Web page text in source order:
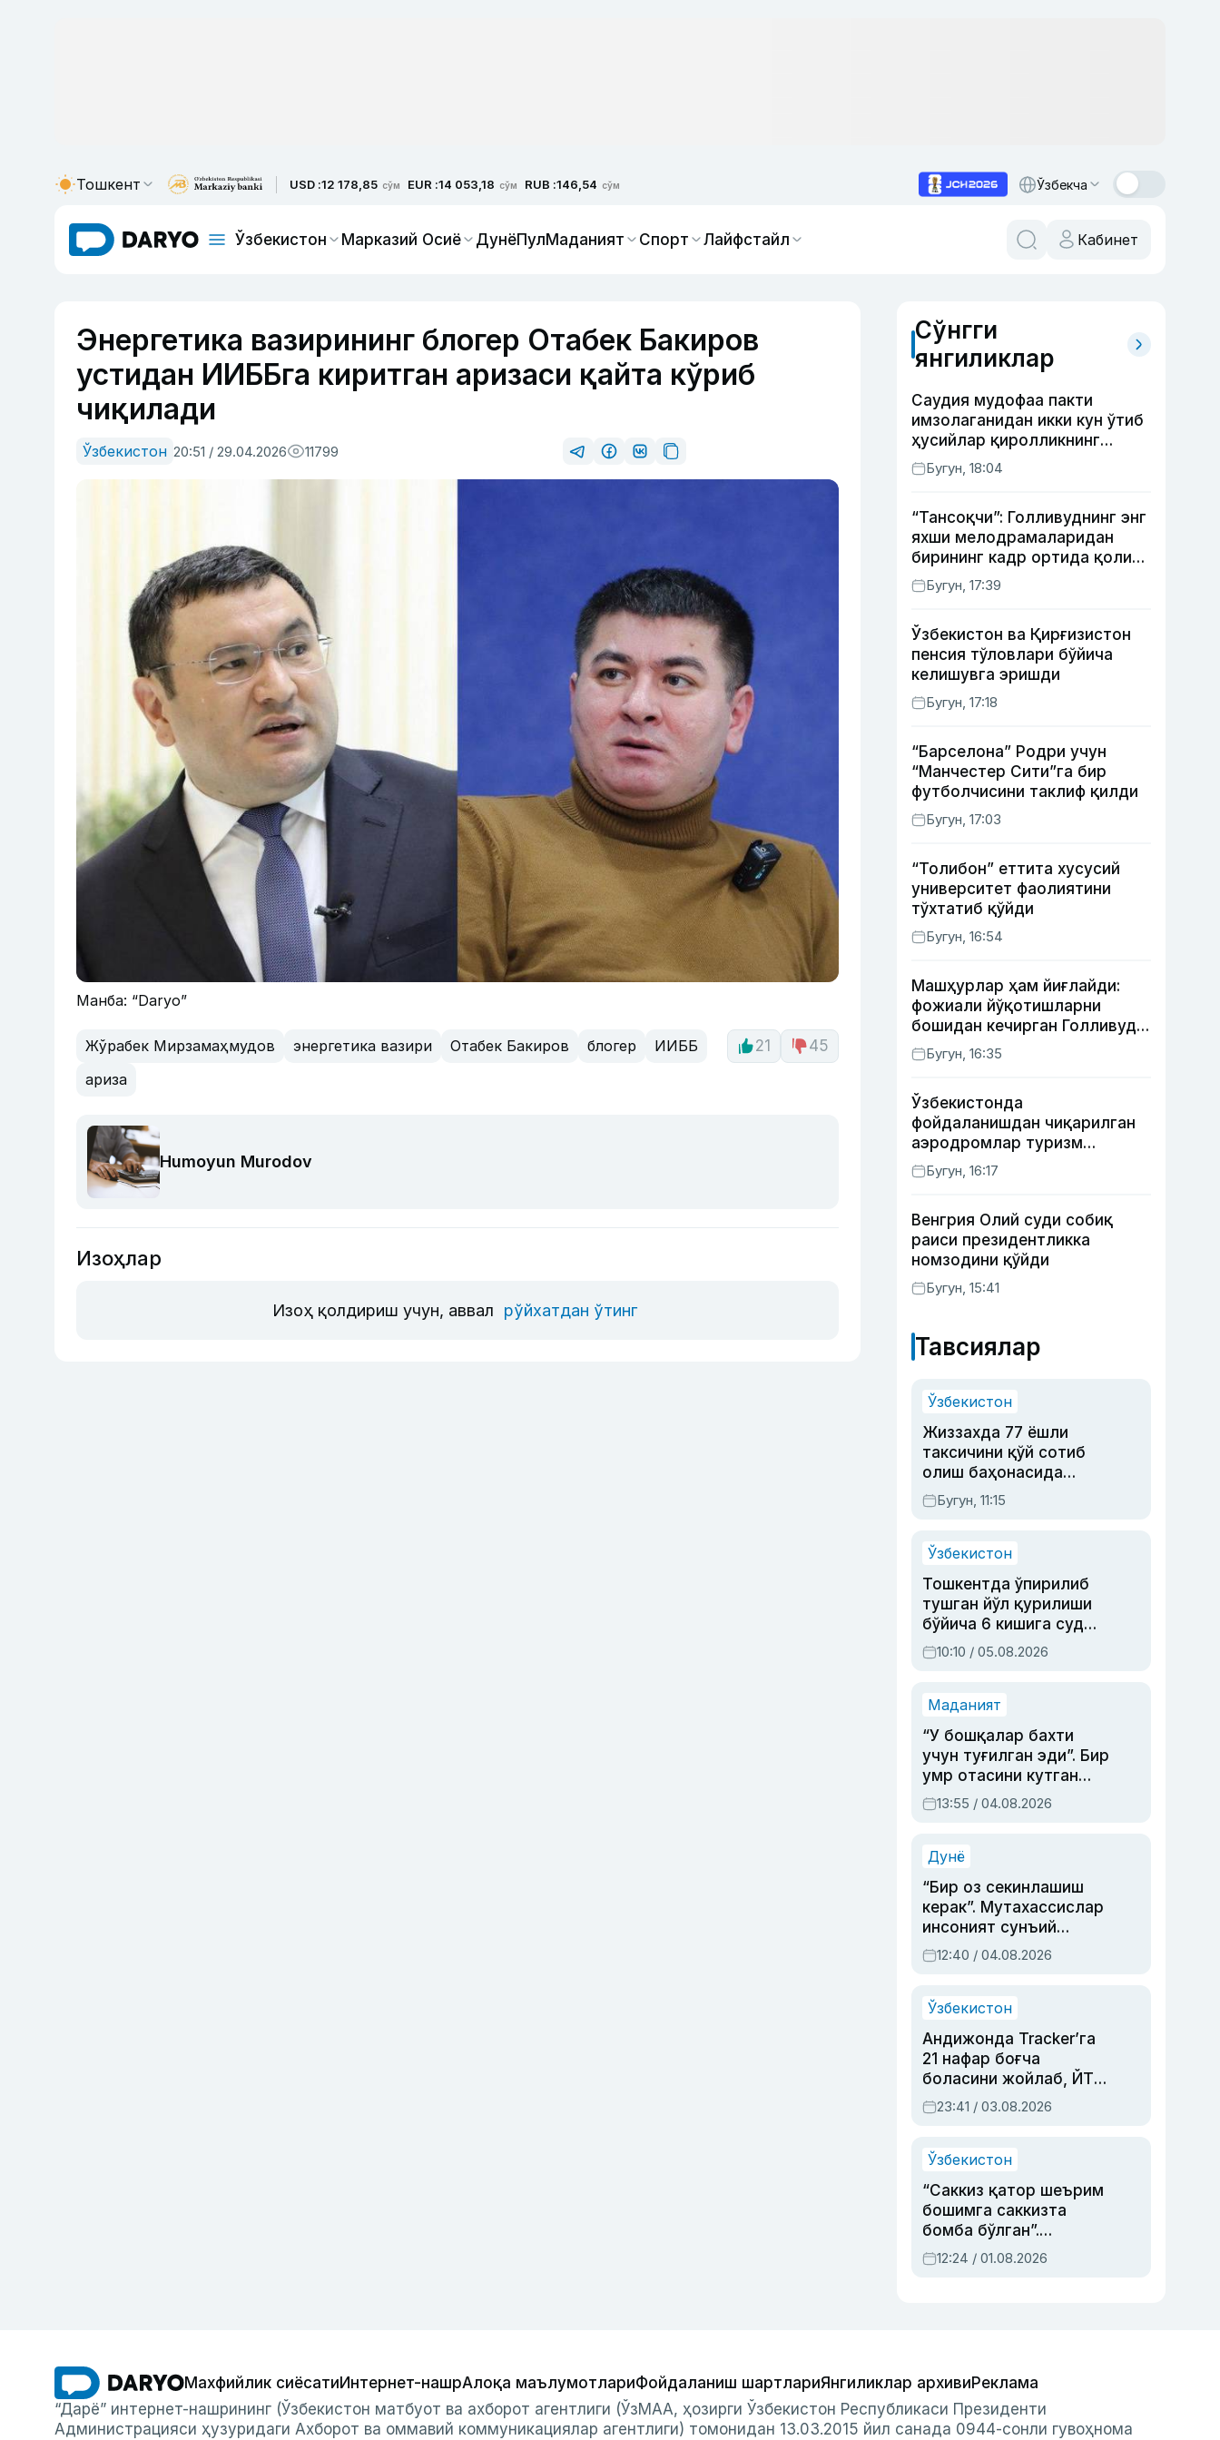
Тошкент USD :12 178,85 сўм EUR :14 053,18 сўм RUB :146,54 сўм Ўзбекча
Ўзбекистон Марказий Осиё ДунёПулМаданият Спорт Лайфстайл Кабинет
Энергетика вазирининг блогер Отабек Бакиров
устидан ИИББга киритган аризаси қайта кўриб
чиқилади
Ўзбекистон 20:51 / 29.04.2026 11799
Манба: “Daryo”
Жўрабек Мирзамаҳмудов энергетика вазири Отабек Бакиров блогер
ИИББ
ариза
21 45
Humoyun Murodov
Изоҳлар
Изоҳ қолдириш учун, аввал рўйхатдан ўтинг
Сўнгги
янгиликлар
Саудия мудофаа пакти
имзолаганидан икки кун ўтиб
ҳусийлар қиролликнинг
нефтни қайта ишлаш
заводига ҳужум қилди
Бугун, 18:04
“Тансоқчи”: Голливуднинг энг
яхши мелодрамаларидан
бирининг кадр ортида қолиб
кетган воқеалари
Бугун, 17:39
Ўзбекистон ва Қирғизистон
пенсия тўловлари бўйича
келишувга эришди
Бугун, 17:18
“Барселона” Родри учун
“Манчестер Сити”га бир
футболчисини таклиф қилди
Бугун, 17:03
“Толибон” еттита хусусий
университет фаолиятини
тўхтатиб қўйди
Бугун, 16:54
Машҳурлар ҳам йиғлайди:
фожиали йўқотишларни
бошидан кечирган Голливуд
юлдузлари
Бугун, 16:35
Ўзбекистонда
фойдаланишдан чиқарилган
аэродромлар туризм
мақсадида ижарага
берилиши мумкин
Бугун, 16:17
Венгрия Олий суди собиқ
раиси президентликка
номзодини қўйди
Бугун, 15:41
Тавсиялар
Ўзбекистон
Жиззахда 77 ёшли
таксичини қўй сотиб
олиш баҳонасида
яйловга олиб бориб
ўлдирган йигит 20
Бугун, 11:15
Ўзбекистон
Тошкентда ўпирилиб
тушган йўл қурилиши
бўйича 6 кишига суд
ҳукми ўқилди
10:10 / 05.08.2026
Маданият
“У бошқалар бахти
учун туғилган эди”. Бир
умр отасини кутган
актриса ва дубльяж
устаси Римма
синовларга тўла ҳаёти
13:55 / 04.08.2026
Дунё
“Бир оз секинлашиш
керак”. Мутахассислар
инсоният сунъий
интеллектни бошқара
олмай қолишидан
12:40 / 04.08.2026
Ўзбекистон
Андижонда Tracker’га
21 нафар боғча
боласини жойлаб, ЙТҲ
содир этган аёлга суд
ҳукми ўқилди
23:41 / 03.08.2026
Ўзбекистон
“Саккиз қатор шеърим
бошимга саккизта
бомба бўлган”.
Абдулла Ориповни
сиёсий айбловлардан
12:24 / 01.08.2026
Махфийлик сиёсатиИнтернет-нашрАлоқа маълумотлариФойдаланиш шартлариЯнгиликлар архивиРеклама
“Дарё” интернет-нашрининг (Ўзбекистон матбуот ва ахборот агентлиги (ЎзМАА, ҳозирги Ўзбекистон Республикаси Президенти
Администрацияси ҳузуридаги Ахборот ва оммавий коммуникациялар агентлиги) томонидан 13.03.2015 йил санада 0944-сонли гувоҳнома